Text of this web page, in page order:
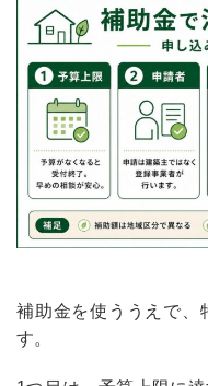
補助金を使ううえで、
す。